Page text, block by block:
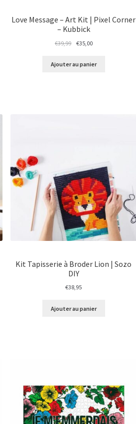
Love Message – Art Kit | Pixel Corner
– Kubbick
€39,99 Le€35,00Le
Ajouter au panier
Kit Tapisserie à Broder Lion | Sozo
DIY
€38,95
Ajouter au panier